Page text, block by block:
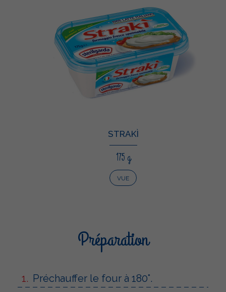
STRAKÌ
175 g
VUE
Préparation
Préchauffer le four à 180°.